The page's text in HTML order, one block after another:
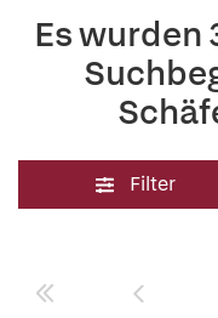
Es wurden
Filter